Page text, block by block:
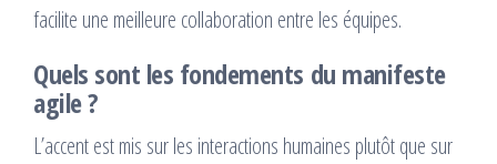
facilite une meilleure collaboration entre les équipes.
Quels sont les fondements du manifeste
agile ?
L’accent est mis sur les interactions humaines plutôt que sur